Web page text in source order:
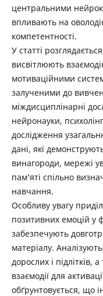
центральними
впливають на
компетентності.
У статті
висвітлюють
мотиваційними
залученими до
міждисциплінарні
нейронауки,
дослідження
дані, які
винагороди, мережі
пам’яті спільно
навчання.
Особливу увагу
позитивних емоцій у
забезпечують
матеріалу.
дорослих і підлітків,
взаємодії для
обґрунтовується, що